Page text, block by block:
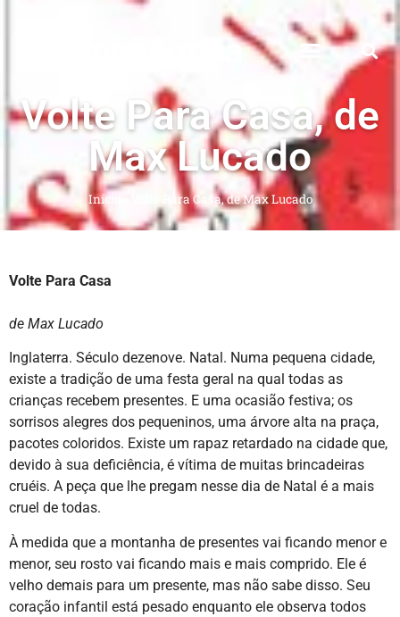
Volte Para Casa, de
Max Lucado
Início Volte Para Casa, de Max Lucado
Volte Para Casa
de Max Lucado
Inglaterra. Século dezenove. Natal. Numa pequena cidade,
existe a tradição de uma festa geral na qual todas as
crianças recebem presentes. E uma ocasião festiva; os
sorrisos alegres dos pequeninos, uma árvore alta na praça,
pacotes coloridos. Existe um rapaz retardado na cidade que,
devido à sua deficiência, é vítima de muitas brincadeiras
cruéis. A peça que lhe pregam nesse dia de Natal é a mais
cruel de todas.
À medida que a montanha de presentes vai ficando menor e
menor, seu rosto vai ficando mais e mais comprido. Ele é
velho demais para um presente, mas não sabe disso. Seu
coração infantil está pesado enquanto ele observa todos